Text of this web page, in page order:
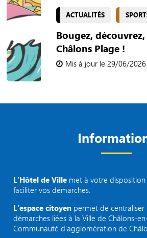
ACTUALITÉS
Bougez,
Châlons Plage !
Mis à jour le 29/06/2026
L’Hôtel de Ville met à votre disposition
faciliter vos démarches.
L’espace citoyen permet de centraliser
démarches liées à la Ville de Châlons-
Communauté d’agglomération de